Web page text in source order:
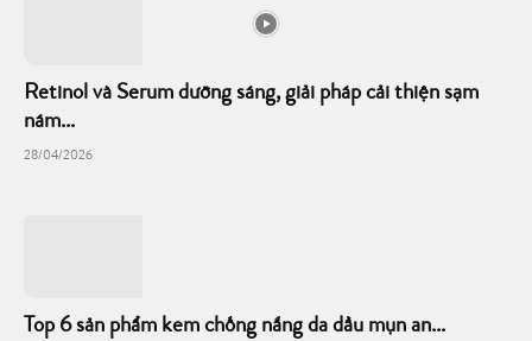
Retinol và Serum dưỡng sáng, giải pháp cải thiện sạm
nám...
28/04/2026
Top 6 sản phẩm kem chống nắng da dầu mụn an...